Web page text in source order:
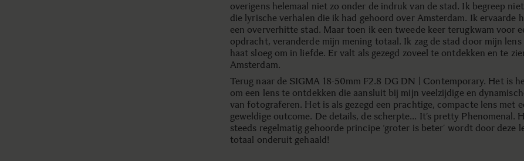
overigens helemaal niet zo onder de indruk van de stad. Ik begreep
die lyrische verhalen die ik had gehoord over Amsterdam. Ik ervaarde
een oververhitte stad. Maar toen ik een tweede keer terugkwam voor
opdracht, veranderde mijn mening totaal. Ik zag de stad door mijn lens
haat sloeg om in liefde. Er valt als gezegd zoveel te ontdekken en te
Amsterdam.
Terug naar de SIGMA 18-50mm F2.8 DG DN | Contemporary. Het is
om een lens te ontdekken die aansluit bij mijn veelzijdige en
van fotograferen. Het is als gezegd een prachtige, compacte lens met
geweldige outcome. De details, de scherpte… It’s pretty Phenomenal.
steeds regelmatig gehoorde principe ‘groter is beter’ wordt door deze
totaal onderuit gehaald!